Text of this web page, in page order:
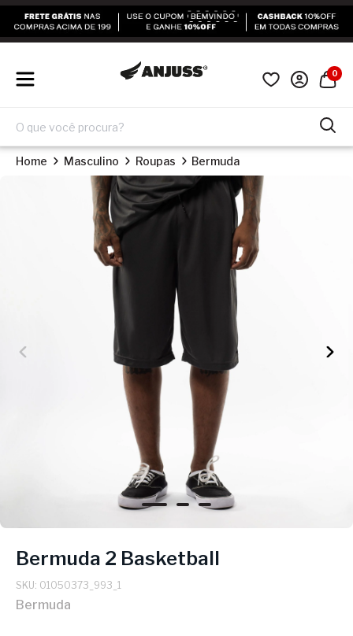
0
Home Masculino Roupas Bermuda
Bermuda 2 Basketball
SKU: 01050373_993_1
Bermuda